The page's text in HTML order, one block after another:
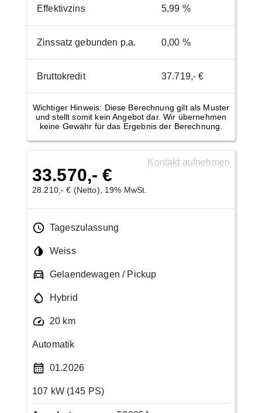
Effektivzins 5,99 %
Zinssatz gebunden p.a. 0,00 %
Bruttokredit 37.719,- €
Wichtiger Hinweis: Diese Berechnung gilt als Muster
und stellt somit kein Angebot dar. Wir übernehmen
keine Gewähr für das Ergebnis der Berechnung.
33.570,- €
28.210,- € (Netto), 19% MwSt.
Kontakt aufnehmen
Tageszulassung
Weiss
Gelaendewagen / Pickup
Hybrid
20 km
Automatik
01.2026
107 kW (145 PS)